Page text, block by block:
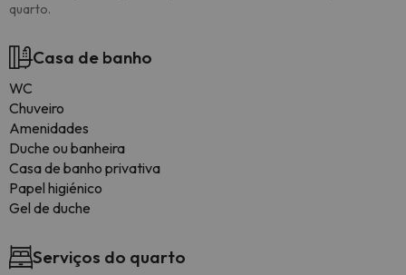
quarto.
Casa de banho
WC
Chuveiro
Amenidades
Duche ou banheira
Casa de banho privativa
Papel higiénico
Gel de duche
Serviços do quarto